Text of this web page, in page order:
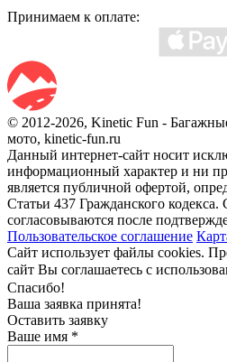
Принимаем к оплате:
© 2012-2026, Kinetic Fun -
мото, kinetic-fun.ru
Данный интернет-сайт носит
информационный характер и ни
является публичной офертой,
Статьи 437 Гражданского кодекса.
согласовываются после
Пользовательское соглашение
Сайт использует файлы cookies.
сайт Вы соглашаетесь с
Спасибо!
Ваша заявка принята!
Оставить заявку
Ваше имя *